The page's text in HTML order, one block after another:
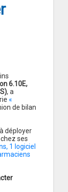
6.10E,
, a
«
de bilan
déployer
ses
1 logiciel